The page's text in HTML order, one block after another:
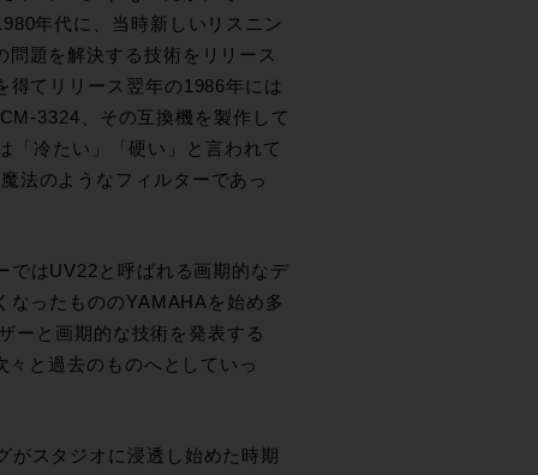
年代に、当時新しいリスニン
題を解決する技術をリリース
てリリース翌年の1986年には
3324、その互換機を製作して
「冷たい」「硬い」と言われて
法のようなフィルターであっ
はUV22と呼ばれる画期的なデ
なったもののYAMAHAを始め多
ーと画期的な技術を発表する
と過去のものへとしていっ
がスタジオに浸透し始めた時期